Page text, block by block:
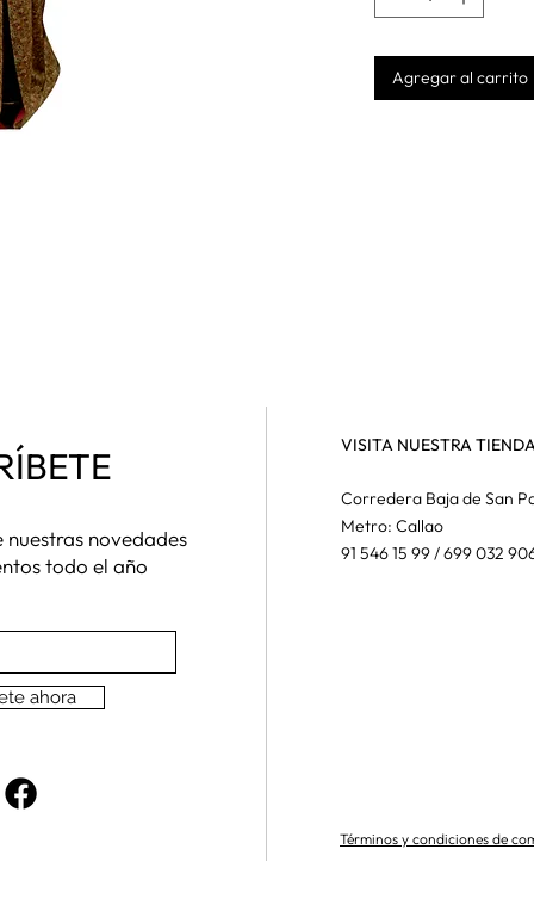
Agregar al carrito
novedades
todo el año
ahora
VISITA NUESTRA
Corredera Baja de San
Metro: Callao
91 546 15 99 / 699 032
Términos y condiciones de